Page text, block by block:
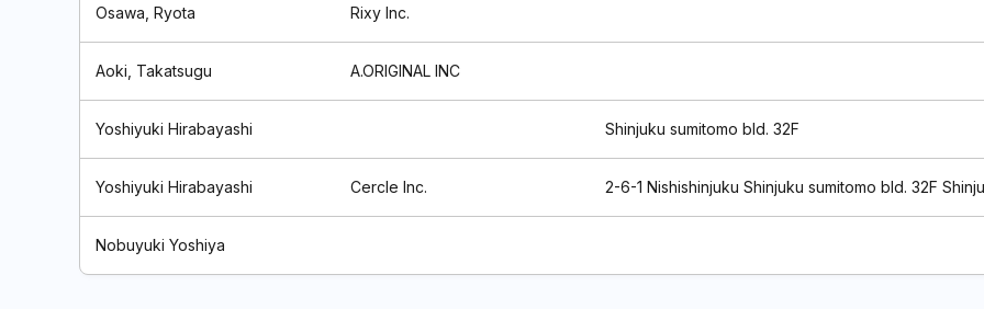
Osawa, Ryota Rixy Inc.
Aoki, Takatsugu A.ORIGINAL INC
Yoshiyuki Hirabayashi Shinjuku sumitomo bld. 32F
Yoshiyuki Hirabayashi Cercle Inc. 2-6-1 Nishishinjuku Shinjuku sumitomo bld. 32F
Nobuyuki Yoshiya